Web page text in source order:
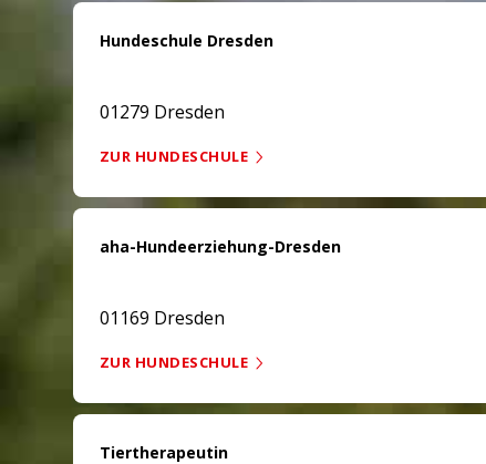
Hundeschule Dresden
01279 Dresden
ZUR HUNDESCHULE
aha-Hundeerziehung-Dresden
01169 Dresden
ZUR HUNDESCHULE
Tiertherapeutin